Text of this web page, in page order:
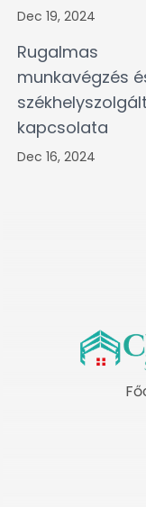
Dec 19, 2024
Rugalmas
munkavégzés
kapcsolata
Dec 16, 2024